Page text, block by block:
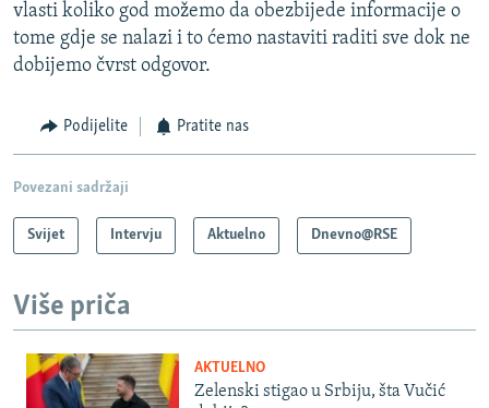
vlasti koliko god možemo da obezbijede informacije o
tome gdje se nalazi i to ćemo nastaviti raditi sve dok ne
dobijemo čvrst odgovor.
Podijelite Pratite nas
Povezani sadržaji
Svijet Intervju Aktuelno Dnevno@RSE
Više priča
AKTUELNO
Zelenski stigao u Srbiju, šta Vučić